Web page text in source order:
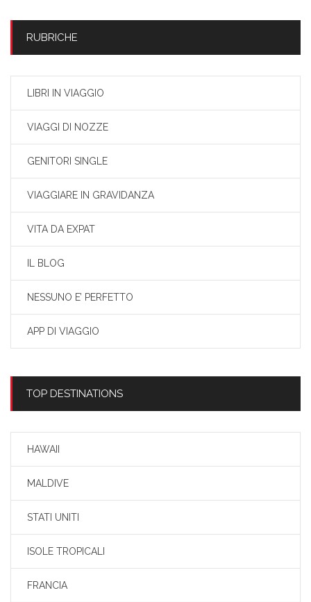
RUBRICHE
LIBRI IN VIAGGIO
VIAGGI DI NOZZE
GENITORI SINGLE
VIAGGIARE IN GRAVIDANZA
VITA DA EXPAT
IL BLOG
NESSUNO E’ PERFETTO
APP DI VIAGGIO
TOP DESTINATIONS
HAWAII
MALDIVE
STATI UNITI
ISOLE TROPICALI
FRANCIA